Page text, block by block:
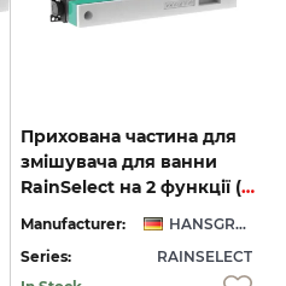
Прихована частина для
змішувача для ванни
RainSelect на 2 функції (15314180)
Manufacturer:
HANSGROHE
Series:
RAINSELECT